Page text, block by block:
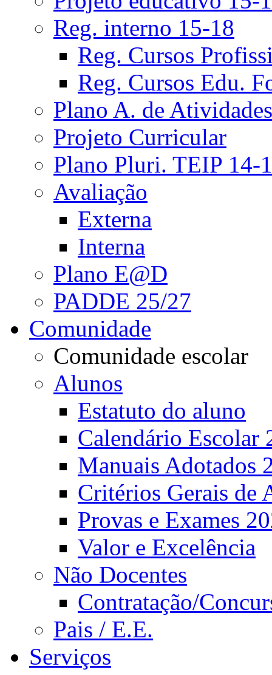
Reg. interno 15-18
Reg. Cursos
Reg. Cursos Edu.
Plano A. de Atividades
Projeto Curricular
Plano Pluri. TEIP 14-
Avaliação
Externa
Interna
Plano E@D
PADDE 25/27
Comunidade
Comunidade escolar
Alunos
Estatuto do aluno
Calendário Escolar
Manuais Adotados
Critérios Gerais de
Provas e Exames
Valor e Excelência
Não Docentes
Contratação/
Pais / E.E.
Serviços